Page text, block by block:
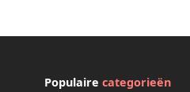
Populairecategorieën